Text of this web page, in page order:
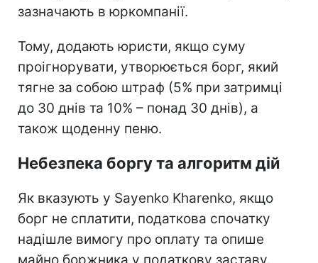
зазначають в юркомпанії.
Тому, додають юристи, якщо суму
проігнорувати, утворюється борг, який
тягне за собою штраф (5% при затримці
до 30 днів та 10% – понад 30 днів), а
також щоденну пеню.
Небезпека боргу та алгоритм дій
Як вказують у Sayenko Kharenko, якщо
борг не сплатити, податкова спочатку
надішле вимогу про оплату та опише
майно боржника у податкову заставу.